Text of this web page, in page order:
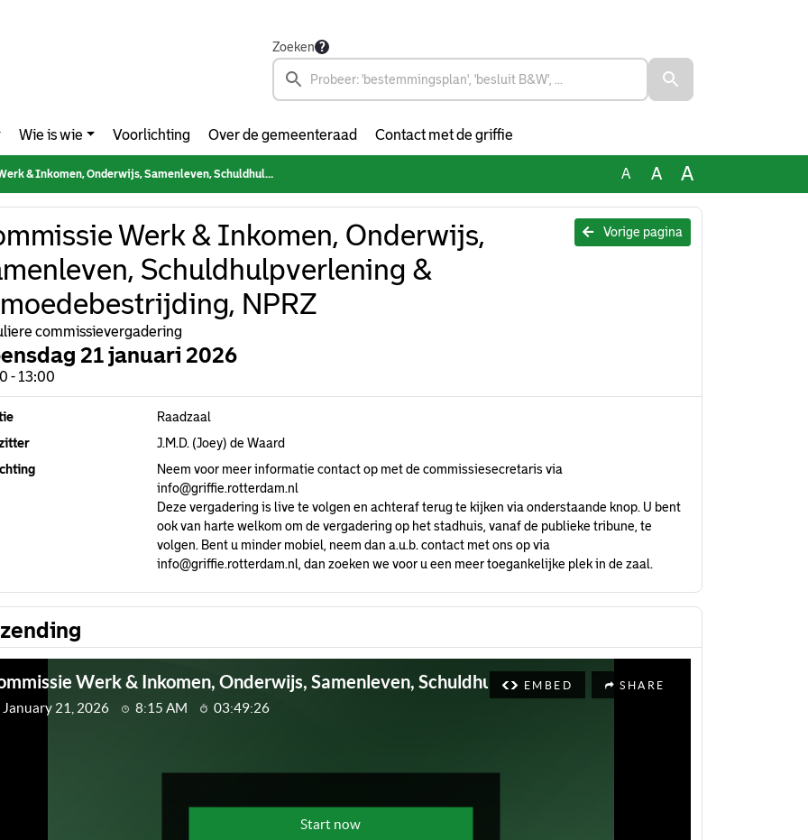
Zoeken
Wie is wie Voorlichting Over de gemeenteraad Contact met de griffie
Onderwijs, Samenleven, Schuldhulpverlening & Armoedebestrijding, NPRZ A A A
Vorige pagina
Werk & Inkomen, Onderwijs,
Schuldhulpverlening &
NPRZ
commissievergadering
21 januari 2026
- 13:00
Raadzaal
J.M.D. (Joey) de Waard
Neem voor meer informatie contact op met de commissiesecretaris via
info@griffie.rotterdam.nl
Deze vergadering is live te volgen en achteraf terug te kijken via onderstaande knop. U bent
ook van harte welkom om de vergadering op het stadhuis, vanaf de publieke tribune, te
volgen. Bent u minder mobiel, neem dan a.u.b. contact met ons op via
info@griffie.rotterdam.nl , dan zoeken we voor u een meer toegankelijke plek in de zaal.